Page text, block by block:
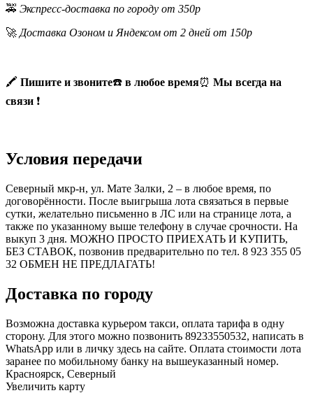
🚕 Экспресс-доставка по городу от 350р
🚀 Доставка Озоном и Яндексом от 2 дней от 150р
🖍 Пишите и звоните☎️ в любое время⏰ Мы всегда на
связи ❗
Условия передачи
Северный мкр-н, ул. Мате Залки, 2 – в любое время, по
договорённости. После выигрыша лота связаться в первые
сутки, желательно письменно в ЛС или на странице лота, а
также по указанному выше телефону в случае срочности. На
выкуп 3 дня. МОЖНО ПРОСТО ПРИЕХАТЬ И КУПИТЬ,
БЕЗ СТАВОК, позвонив предварительно по тел. 8 923 355 05
32 ОБМЕН НЕ ПРЕДЛАГАТЬ!
Доставка по городу
Возможна доставка курьером такси, оплата тарифа в одну
сторону. Для этого можно позвонить 89233550532, написать в
WhatsApp или в личку здесь на сайте. Оплата стоимости лота
заранее по мобильному банку на вышеуказанный номер.
Красноярск, Северный
Увеличить карту